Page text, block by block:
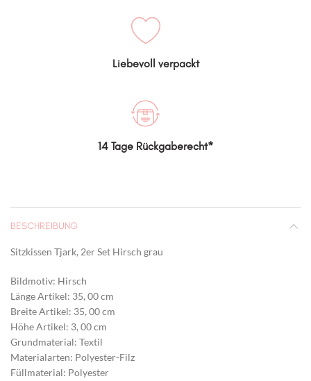
Liebevoll verpackt
14 Tage Rückgaberecht*
BESCHREIBUNG
Sitzkissen Tjark, 2er Set Hirsch grau
Bildmotiv: Hirsch
Länge Artikel: 35, 00 cm
Breite Artikel: 35, 00 cm
Höhe Artikel: 3, 00 cm
Grundmaterial: Textil
Materialarten: Polyester-Filz
Füllmaterial: Polyester